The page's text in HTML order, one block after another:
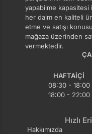
yapabilme kapasitesi
her daim en kaliteli
etme ve satışı
mağaza üzerinden
vermektedir.
HAFTAIÇI
08:30 - 18:00
18:00 - 22:00
Hızlı
Hakkımızda